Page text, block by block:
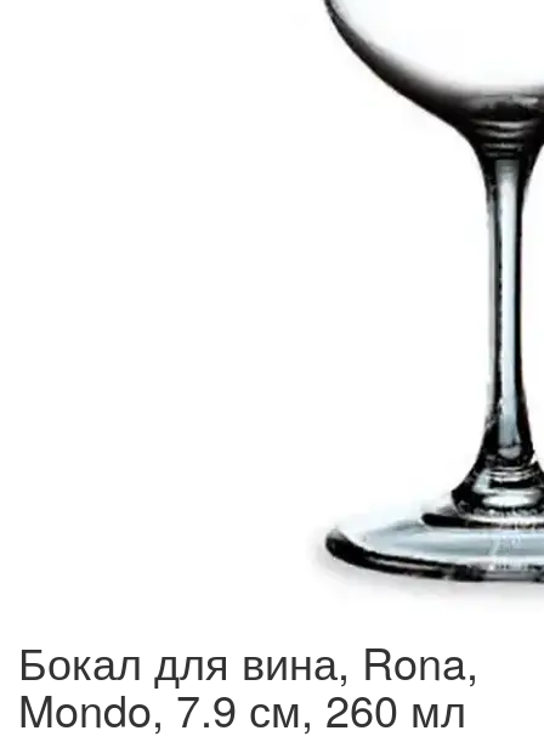
Бокал для вина, Rona,
Mondo, 7.9 см, 260 мл